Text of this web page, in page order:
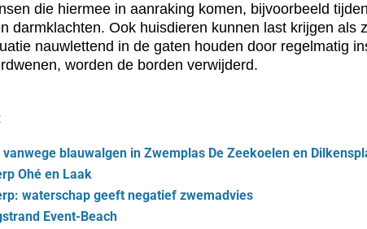
die hiermee in aanraking komen, bijvoorbeeld
darmklachten. Ook huisdieren kunnen last krijgen
nauwlettend in de gaten houden door regelmatig
worden de borden verwijderd.
blauwalgen in Zwemplas De Zeekoelen en
Ohé en Laak
waterschap geeft negatief zwemadvies
Event-Beach